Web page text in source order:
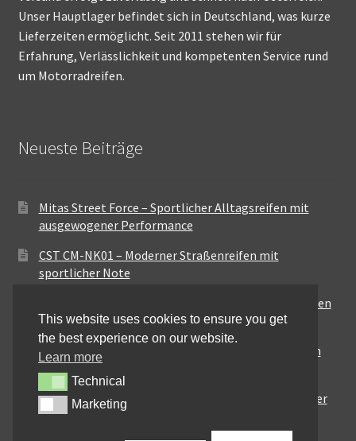
Unser Hauptlager befindet sich in Deutschland, was kurze
Lieferzeiten ermöglicht. Seit 2011 stehen wir für
Erfahrung, Verlässlichkeit und kompetenten Service rund
um Motorradreifen.
Neueste Beiträge
Mitas Street Force – Sportlicher Alltagsreifen mit
ausgewogener Performance
CST CM-NK01 – Moderner Straßenreifen mit
sportlicher Note
Maxxis MA-ST3 – Ausgewogener Sport-Touring-Reifen
für vielseitige Einsätze
Pirelli City Demon – Zuverlässigkeit für den urbanen
Alltag
Metzeler Perfect ME77 – Klassische Optik mit solider
Straßenperformance
This website uses cookies to ensure you get
the best experience on our website.
Learn more
TechnicalTechnical
MarketingMarketing